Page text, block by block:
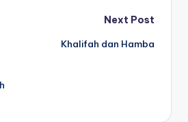
Next Post
Khalifah dan Hamba